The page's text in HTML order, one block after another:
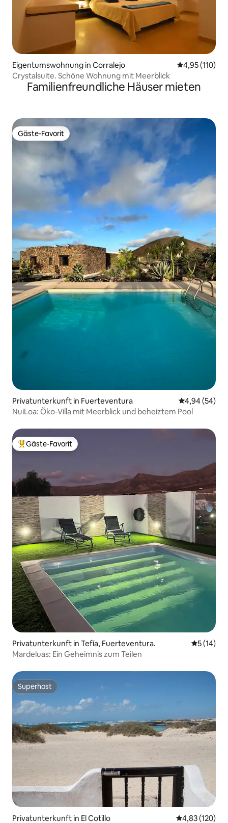
Eigentumswohnung in Corralejo
4,95 (110)
Crystalsuite. Schöne Wohnung mit Meerblick
Familienfreundliche Häuser mieten
Gäste-Favorit
Gäste-Favorit
Privatunterkunft in Fuerteventura
4,94 (54)
NuiLoa: Öko-Villa mit Meerblick und beheiztem Pool
Beliebter Gäste-Favorit.
Gäste-Favorit
Privatunterkunft in Tefía, Fuerteventura.
5 (14)
Mardeluas: Ein Geheimnis zum Teilen
Superhost
Superhost
Privatunterkunft in El Cotillo 4,83 (120)